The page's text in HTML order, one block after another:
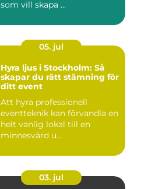
som vill skapa ...
05. jul
Hyra ljus i Stockholm: Så
skapar du rätt stämning för
ditt event
Att hyra professionell
eventteknik kan förvandla en
helt vanlig lokal till en
minnesvärd u...
03. jul